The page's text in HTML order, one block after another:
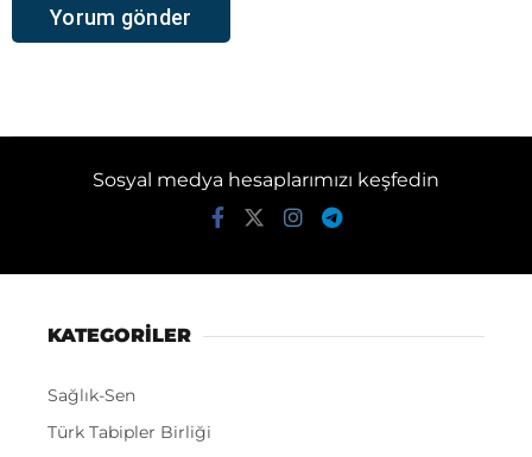
Sosyal medya hesaplarımızı keşfedin
KATEGORİLER
Sağlık-Sen
Türk Tabipler Birliği